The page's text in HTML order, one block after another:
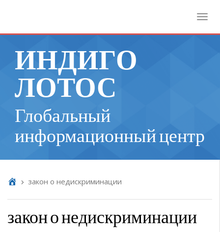
ИНДИГО
ЛОТОС
Глобальный
информационный центр
закон о недискриминации
закон о недискриминации